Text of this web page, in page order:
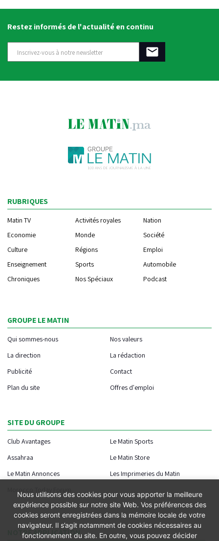
Restez informés de l'actualité en continu
RUBRIQUES
Matin TV Activités royales
Nation
Economie
Monde
Société
Culture
Régions
Emploi
Enseignement
Sports
Automobile
Chroniques
Nos Spéciaux Podcast
GROUPE LE MATIN
Qui sommes-nous
Nos valeurs
La direction
La rédaction
Publicité
Contact
Plan du site
Offres d'emploi
SITE DU GROUPE
Club Avantages
Le Matin Sports
Assahraa
Le Matin Store
Le Matin Annonces
Les Imprimeries du Matin
Morocco Today Forum
NOTRE APPLICATION
Nous utilisons des cookies pour vous apporter la meilleure
expérience possible sur notre site Web. Vos préférences des
cookies seront enregistrées dans la mémoire locale de votre
navigateur. Il s’agit notamment de cookies nécessaires au
fonctionnement du site. En outre, vous pouvez décider